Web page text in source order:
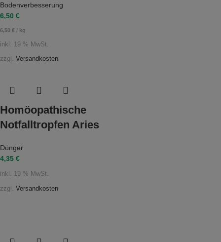
Bodenverbesserung
6,50 €
6,50 € / kg
inkl. 19 % MwSt.
zzgl. Versandkosten
Homöopathische
Notfalltropfen Aries
Dünger
4,35 €
inkl. 19 % MwSt.
zzgl. Versandkosten